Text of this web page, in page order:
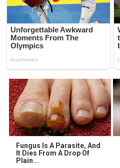
Fungus Is A Parasite, And
It Dies From A Drop Of
Plain...